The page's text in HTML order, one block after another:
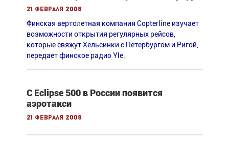
21 февраля 2008
Финская вертолетная компания Copterline изучает
возможности открытия регулярных рейсов,
которые свяжут Хельсинки с Петербургом и Ригой,
передает финское радио Yle.
С Eclipse 500 в России появится
аэротакси
21 февраля 2008